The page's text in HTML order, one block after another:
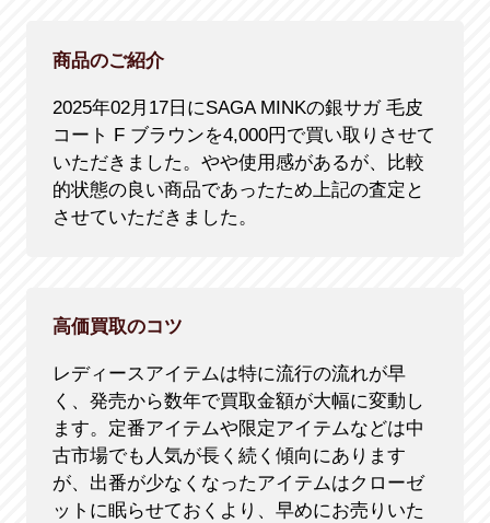
商品のご紹介
2025年02月17日にSAGA MINKの銀サガ 毛皮
コート F ブラウンを4,000円で買い取りさせて
いただきました。やや使用感があるが、比較
的状態の良い商品であったため上記の査定と
させていただきました。
高価買取のコツ
レディースアイテムは特に流行の流れが早
く、発売から数年で買取金額が大幅に変動し
ます。定番アイテムや限定アイテムなどは中
古市場でも人気が長く続く傾向にあります
が、出番が少なくなったアイテムはクローゼ
ットに眠らせておくより、早めにお売りいた